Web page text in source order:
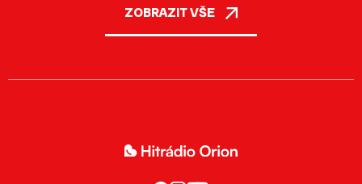
ZOBRAZIT VŠE